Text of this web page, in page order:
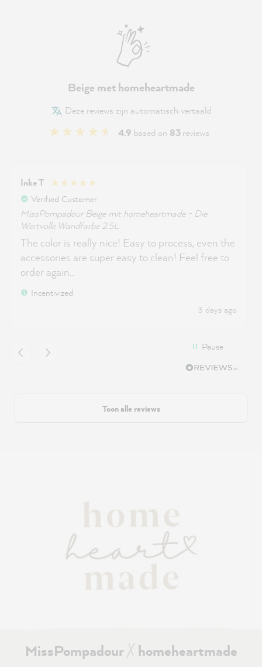
Beige met homeheartmade
Deze reviews zijn automatisch vertaald
4.9 based on 83reviews
Inke T
Verified Customer
MissPompadour Beige mit homeheartmade - Die
Wertvolle Wandfarbe 2.5L
The color is really nice! Easy to process, even the
accessories are super easy to clean! Feel free to
order again...
Incentivized
3 days ago
Pause
Toon alle reviews
MissPompadourXhomeheartmade